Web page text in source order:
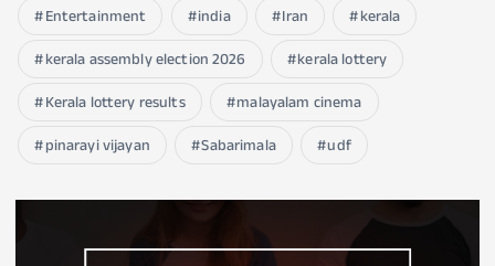
Entertainment
india Iran
kerala
kerala assembly election 2026
kerala lottery
Kerala lottery results
malayalam cinema
pinarayi vijayan
Sabarimala udf